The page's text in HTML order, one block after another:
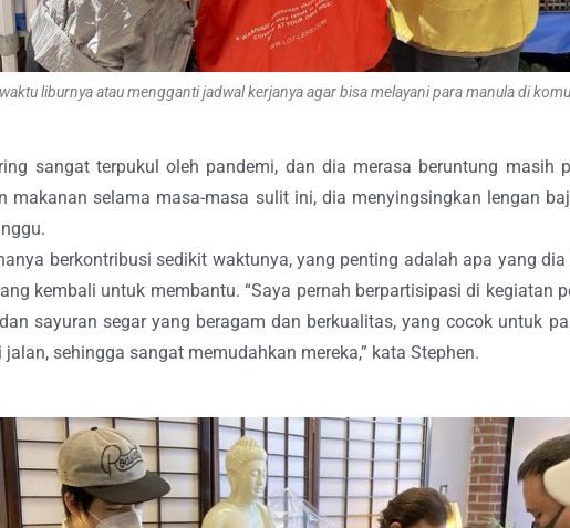
liburnya atau mengganti jadwal kerjanya agar bisa melayani para manula di
sangat terpukul oleh pandemi, dan dia merasa beruntung masih
makanan selama masa-masa sulit ini, dia menyingsingkan lengan
berkontribusi sedikit waktunya, yang penting adalah apa yang
kembali untuk membantu. “Saya pernah berpartisipasi di kegiatan
sayuran segar yang beragam dan berkualitas, yang cocok untuk
sehingga sangat memudahkan mereka,” kata Stephen.